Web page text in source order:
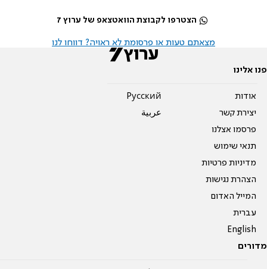
הצטרפו לקבוצת הוואטצאפ של ערוץ 7
מצאתם טעות או פרסומת לא ראויה? דווחו לנו
פנו אלינו
אודות
יצירת קשר
פרסמו אצלנו
תנאי שימוש
מדיניות פרטיות
הצהרת נגישות
המייל האדום
עברית
English
Pусский
عربية
מדורים